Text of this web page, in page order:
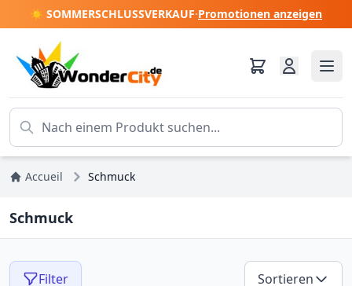
☀️ SOMMERSCHLUSSVERKAUF·Promotionen anzeigen
Accueil Schmuck
Schmuck
Filter Sortieren